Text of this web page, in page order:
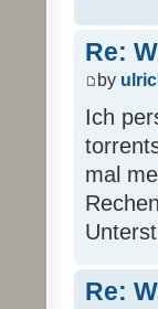
Re:
by
Ich
mal
Re: